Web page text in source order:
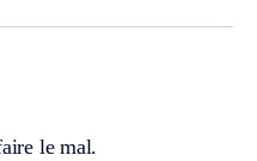
le mal.